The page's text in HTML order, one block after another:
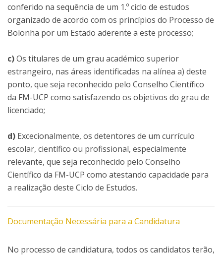
conferido na sequência de um 1.º ciclo de estudos
organizado de acordo com os princípios do Processo de
Bolonha por um Estado aderente a este processo;
c)Os titulares de um grau académico superior
estrangeiro, nas áreas identificadas na alínea a) deste
ponto, que seja reconhecido pelo Conselho Científico
da FM-UCP como satisfazendo os objetivos do grau de
licenciado;
d) Excecionalmente, os detentores de um currículo
escolar, científico ou profissional, especialmente
relevante, que seja reconhecido pelo Conselho
Científico da FM-UCP como atestando capacidade para
a realização deste Ciclo de Estudos.
Documentação Necessária para a Candidatura
No processo de candidatura, todos os candidatos terão,